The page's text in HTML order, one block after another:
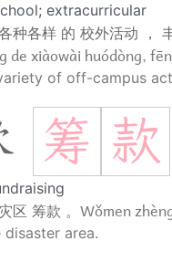
extracurricular
种各样 的 校外活动 ，
de xiàowài huódòng,
of off-campus
筹 款
区 筹款 。 Wǒmen
area.